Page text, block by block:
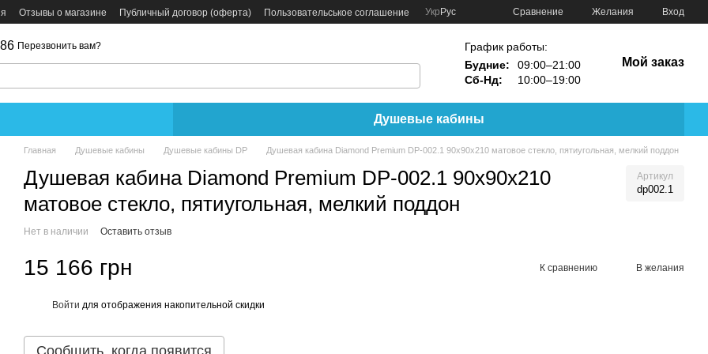
Отзывы о магазине Публичный договор (оферта) Пользовательськое соглашение Укр Рус Сравнение Желания Вход
Перезвонить вам?
График работы:
Будние:
09:00–21:00
Сб-Нд:
10:00–19:00
Мой заказ
Душевые кабины
Главная Душевые кабины Душевые кабины DP Душевая кабина Diamond Premium DP-002.1 90x90x210 матовое стекло, пятиугольная, мелкий поддон
Душевая кабина Diamond Premium DP-002.1 90x90x210
матовое стекло, пятиугольная, мелкий поддон
Артикул
dp002.1
Нет в наличии Оставить отзыв
15 166 грн К сравнению В желания
Войти для отображения накопительной скидки
Сообщить, когда появится